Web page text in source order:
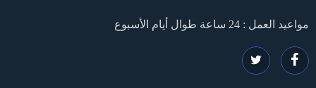
مواعيد العمل : 24 ساعة طوال أيام الأسبوع
تابعنا تابعنا